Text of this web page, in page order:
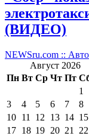
(ВИДЕО)
NEWSru.com ::
Август 2026
Пн Вт Ср Чт Пт
1
3
4 5 6 7 8
10 11 12 13 14 15
17 18 19 20 21 22